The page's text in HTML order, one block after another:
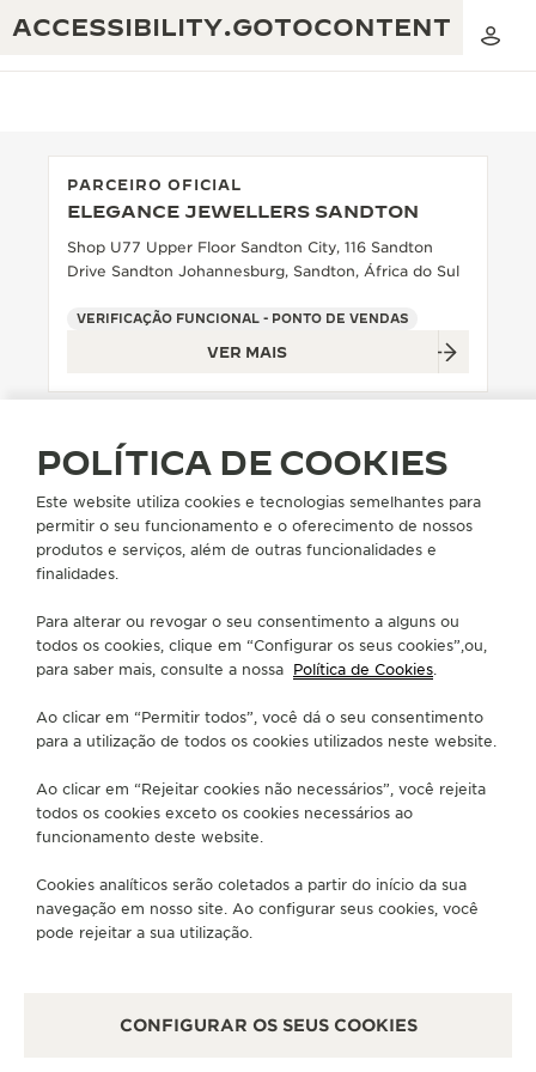
ACCESSIBILITY.GOTOCONTENT
GARANTIA JAEGER-LECOULTRE
O REVERSO 1931 CAFÉ
A EXPOSIÇÃO THE PERPETUAL
THE DREAM SHAPER
THE REVERSO STORIES
THE SOUND MAKER
A ODISSEIA ESTELAR
THE PRECISION PIONEER
VER TODOS OS EVENTOS
EXCELÊNCIA: MAIS DE 190 ANOS
ENGENHOSIDADE: MAIS DE 1400 CALIBRES
DOMÍNIO: 108 OFÍCIOS
PARCEIRO OFICIAL
ELEGANCE JEWELLERS SANDTON
Shop U77 Upper Floor Sandton City, 116 Sandton
Drive Sandton Johannesburg, Sandton, África do Sul
VERIFICAÇÃO FUNCIONAL - PONTO DE VENDAS
VER MAIS
ENCONTRE UMA BOUTIQUE
IR PARA A PÁGINA DO INSTAGRAM DA
IR PARA A PÁGINA DO LINKEDIN DA
IR PARA A PÁGINA DO FACEBOOK
IR PARA A PÁGINA DO
IR PARA A PÁGINA DO
VÁ PARA A
SOBRE NÓS
SERVIÇOS
FALE CONOSCO
POLÍTICA DE COOKIES
Este website utiliza cookies e tecnologias semelhantes para
permitir o seu funcionamento e o oferecimento de nossos
produtos e serviços, além de outras funcionalidades e
finalidades.
Para alterar ou revogar o seu consentimento a alguns ou
todos os cookies, clique em “Configurar os seus cookies”,ou,
para saber mais, consulte a nossa Política de Cookies.
Ao clicar em “Permitir todos”, você dá o seu consentimento
para a utilização de todos os cookies utilizados neste website.
Ao clicar em “Rejeitar cookies não necessários”, você rejeita
todos os cookies exceto os cookies necessários ao
funcionamento deste website.
Cookies analíticos serão coletados a partir do início da sua
navegação em nosso site. Ao configurar seus cookies, você
pode rejeitar a sua utilização.
CONFIGURAR OS SEUS COOKIES